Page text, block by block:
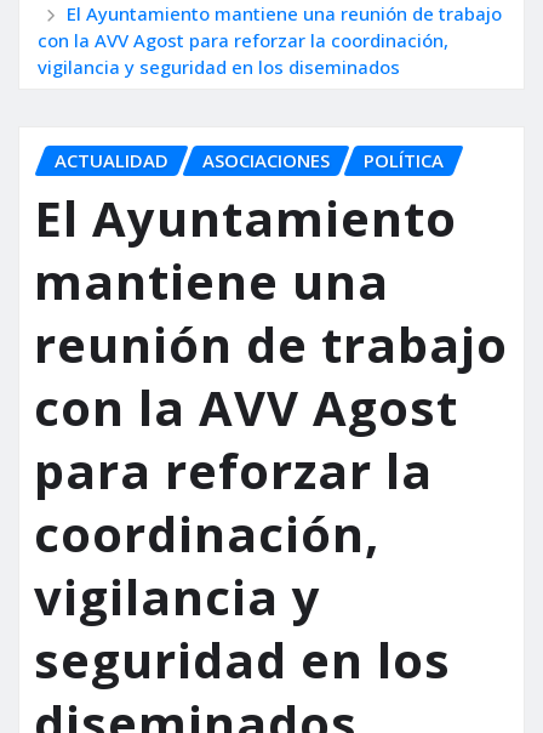
El Ayuntamiento mantiene una reunión de trabajo
con la AVV Agost para reforzar la coordinación,
vigilancia y seguridad en los diseminados
ACTUALIDAD ASOCIACIONES POLÍTICA
El Ayuntamiento
mantiene una
reunión de trabajo
con la AVV Agost
para reforzar la
coordinación,
vigilancia y
seguridad en los